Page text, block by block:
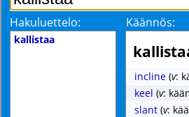
Hakuluettelo: Käännös:
kallistaa
incline (v:
keel (v:
slant (v: